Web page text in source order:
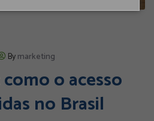
Bymarketing
o acesso
no Brasil